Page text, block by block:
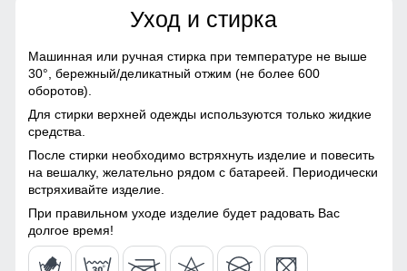
Спортивный костюм из микровельвета - настоящая
находка для ценителей качества и стиля. Ткань не только
приятна на ощупь, но и обладает водоотталкивающими
свойствами, сохраняя сухость при влажности до 3000 мм.
Идеален для переменчивой погоды осени и весны.
Удобная посадка
Благодаря универсальной посадке брюки подойдут
парням и мужчинам с различным типом фигур.
67
Полиэстер, Экологичные
материалы
Материал подкладки Полиэстер
брюк
Особенность ткани
Гипоаллергенная/
Дышащая
Конструктивные особенности
Покрой Прямой/Зауженный
Уход и стирка
Машинная или ручная стирка при температуре не выше
30°, бережный/деликатный отжим (не более 600
оборотов).
Для стирки верхней одежды используются только жидкие
средства.
После стирки необходимо встряхнуть изделие и повесить
на вешалку, желательно рядом с батареей. Периодически
встряхивайте изделие.
При правильном уходе изделие будет радовать Вас
долгое время!